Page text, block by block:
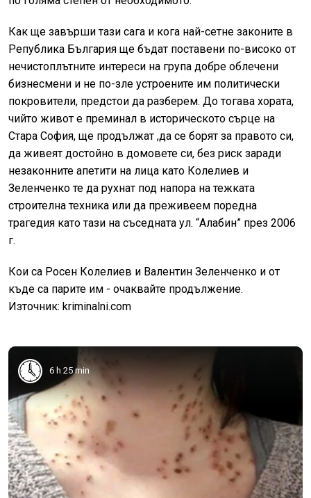
Как ще завърши тази сага и кога най-сетне законите в
Република България ще бъдат поставени по-високо от
нечистоплътните интереси на група добре облечени
бизнесмени и не по-зле устроените им политически
покровители, предстои да разберем. До тогава хората,
чийто живот е преминал в историческото сърце на
Стара София, ще продължат ,да се борят за правото си,
да живеят достойно в домовете си, без риск заради
незаконните апетити на лица като Колелиев и
Зеленченко те да рухнат под напора на тежката
строителна техника или да преживеем поредна
трагедия като тази на съседната ул. “Алабин” през 2006
г.
Кои са Росен Колелиев и Валентин Зеленченко и от
къде са парите им - очаквайте продължение.
Източник: kriminalni.com
6 h 25 min